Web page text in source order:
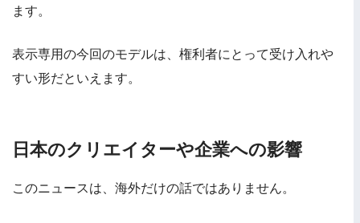
ます。
表示専用の今回のモデルは、権利者にとって受け入れや
すい形だといえます。
日本のクリエイターや企業への影響
このニュースは、海外だけの話ではありません。